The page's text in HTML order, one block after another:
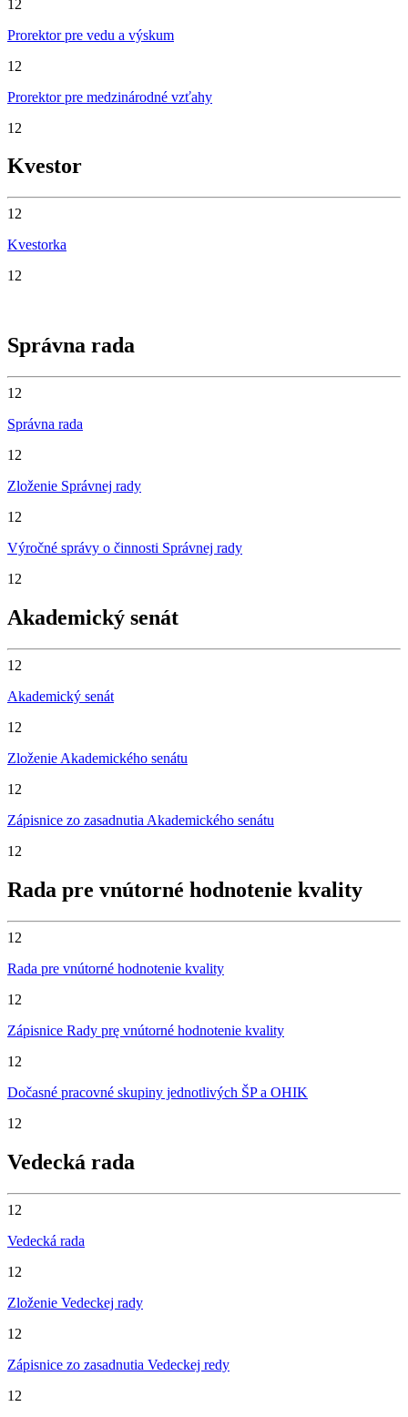
12
Prorektor pre vedu a výskum
12
Prorektor pre medzinárodné vzťahy
12
Kvestor
12
Kvestorka
12
Správna rada
12
Správna rada
12
Zloženie Správnej rady
12
Výročné správy o činnosti Správnej rady
12
Akademický senát
12
Akademický senát
12
Zloženie Akademického senátu
12
Zápisnice zo zasadnutia Akademického senátu
12
Rada pre vnútorné hodnotenie kvality
12
Rada pre vnútorné hodnotenie kvality
12
Zápisnice Rady prę vnútorné hodnotenie kvality
12
Dočasné pracovné skupiny jednotlivých ŠP a OHIK
12
Vedecká rada
12
Vedecká rada
12
Zloženie Vedeckej rady
12
Zápisnice zo zasadnutia Vedeckej redy
12